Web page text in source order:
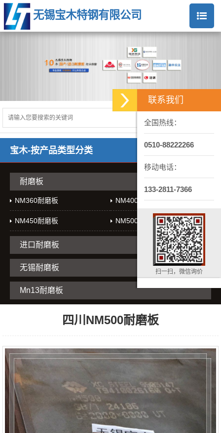
无锡宝木特钢有限公司
宝木-按产品类型分类
耐磨板
NM360耐磨板 NM400耐磨板
NM450耐磨板 NM500耐磨板
进口耐磨板
无锡耐磨板
Mn13耐磨板
四川NM500耐磨板
联系我们
全国热线：
0510-88222266
移动电话：
133-2811-7366
扫一扫，微信询价